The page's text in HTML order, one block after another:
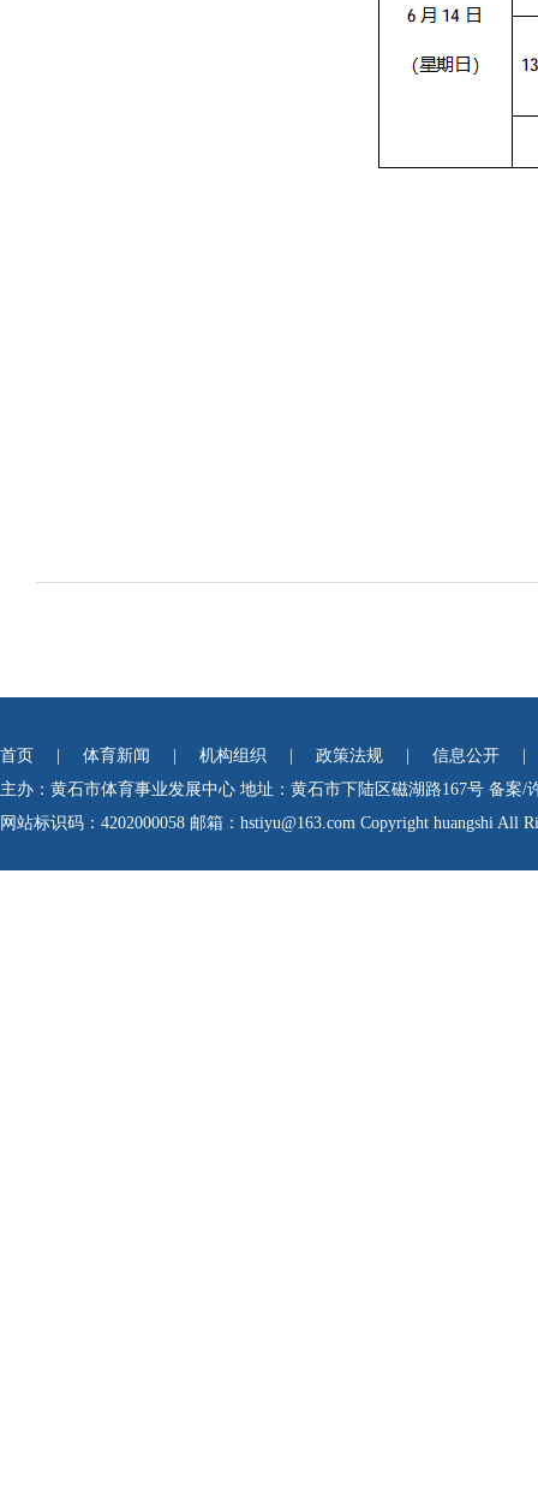
首页 体育新闻 机构组织 政策法规 信息公开
主办：黄石市体育事业发展中心 地址：黄石市下陆区磁湖路167号 备案/
网站标识码：4202000058 邮箱：hstiyu@163.com Copyright huangshi All